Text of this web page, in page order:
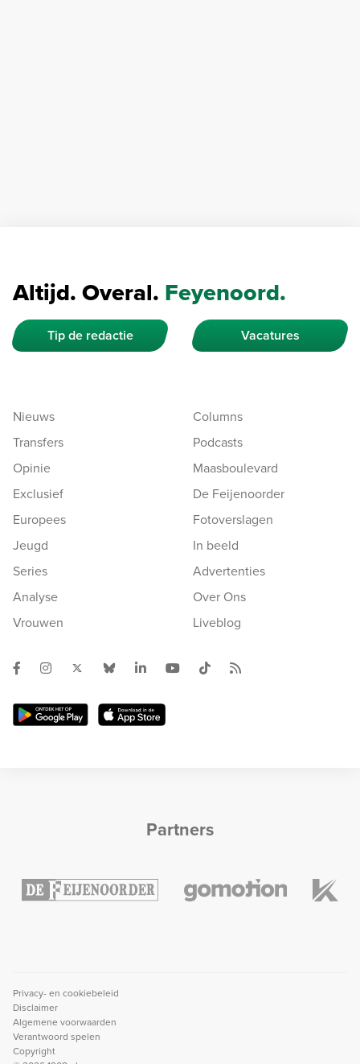
Altijd. Overal. Feyenoord.
Tip de redactie Vacatures
Nieuws
Transfers
Opinie
Exclusief
Europees
Jeugd
Series
Analyse
Vrouwen
Columns
Podcasts
Maasboulevard
De Feijenoorder
Fotoverslagen
In beeld
Advertenties
Over Ons
Liveblog
Partners
Privacy- en cookiebeleid
Disclaimer
Algemene voorwaarden
Verantwoord spelen
Copyright